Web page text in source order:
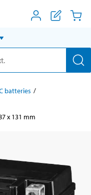
batteries
x 131 mm